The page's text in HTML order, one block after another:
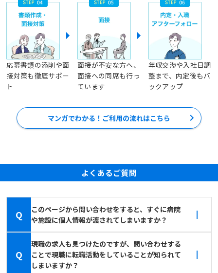
応募書類の添削や面
接対策も徹底サポー
ト
面接が不安な方へ、
面接への同席も行っ
ています
年収交渉や入社日調
整まで、内定後もバ
ックアップ
マンガでわかる！ご利用の流れはこちら
よくあるご質問
Q
このページから問い合わせをすると、すぐに病院
や施設に個人情報が渡されてしまいますか？
Q
現職の求人も見つけたのですが、問い合わせする
ことで現職に転職活動をしていることが知られて
しまいますか？